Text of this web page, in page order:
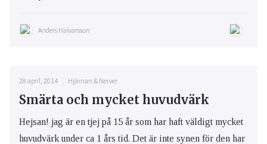
Anders Halvarsson
28 april, 2014 Hjärnan & Nerver
Smärta och mycket huvudvärk
Hejsan! jag är en tjej på 15 år som har haft väldigt mycket
huvudvärk under ca 1 års tid. Det är inte synen för den har